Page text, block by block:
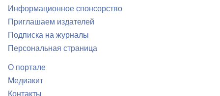
Информационное спонсорство
Приглашаем издателей
Подписка на журналы
Персональная страница
О портале
Медиакит
Контакты